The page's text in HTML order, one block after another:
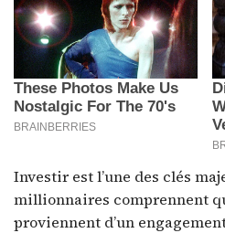
Investir est l’une des clés
millionnaires comprennent
proviennent d’un